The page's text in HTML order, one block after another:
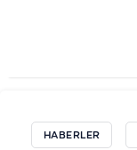
HABERLER